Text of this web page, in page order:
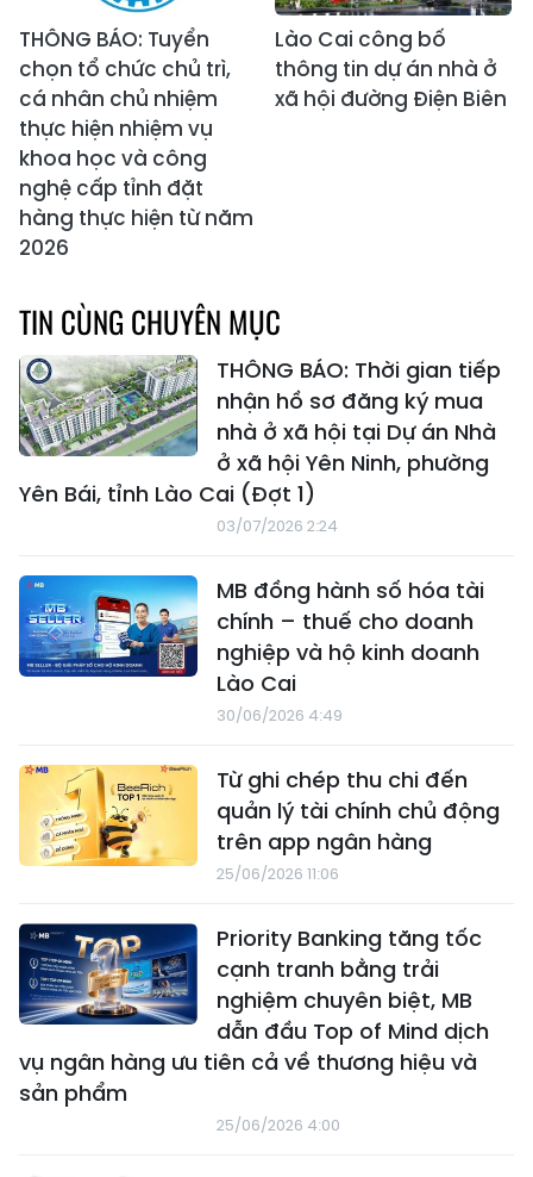
THÔNG BÁO: Tuyển
chọn tổ chức chủ trì,
cá nhân chủ nhiệm
thực hiện nhiệm vụ
khoa học và công
nghệ cấp tỉnh đặt
hàng thực hiện từ năm
2026
Lào Cai công bố
thông tin dự án nhà ở
xã hội đường Điện Biên
TIN CÙNG CHUYÊN MỤC
THÔNG BÁO: Thời gian tiếp
nhận hồ sơ đăng ký mua
nhà ở xã hội tại Dự án Nhà
ở xã hội Yên Ninh, phường
Yên Bái, tỉnh Lào Cai (Đợt 1)
03/07/2026 2:24
MB đồng hành số hóa tài
chính – thuế cho doanh
nghiệp và hộ kinh doanh
Lào Cai
30/06/2026 4:49
Từ ghi chép thu chi đến
quản lý tài chính chủ động
trên app ngân hàng
25/06/2026 11:06
Priority Banking tăng tốc
cạnh tranh bằng trải
nghiệm chuyên biệt, MB
dẫn đầu Top of Mind dịch
vụ ngân hàng ưu tiên cả về thương hiệu và
sản phẩm
25/06/2026 4:00